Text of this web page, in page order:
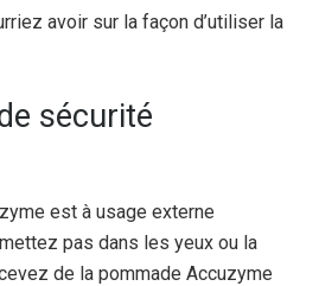
avoir sur la façon d’utiliser la
sécurité
est à usage externe
pas dans les yeux ou la
de la pommade Accuzyme